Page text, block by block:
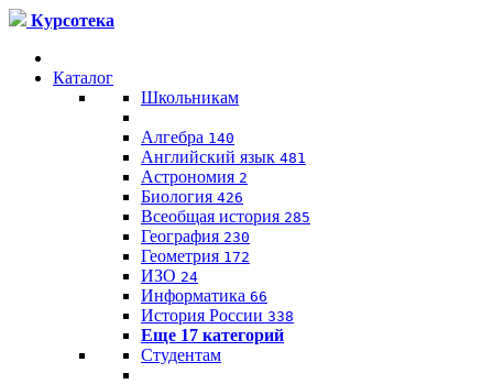
Курсотека
Каталог
Школьникам
Алгебра 140
Английский язык 481
Астрономия 2
Биология 426
Всеобщая история 285
География 230
Геометрия 172
ИЗО 24
Информатика 66
История России 338
Еще 17 категорий
Студентам